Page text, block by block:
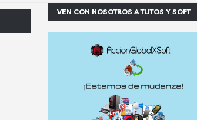
VEN CON NOSOTROS A TUTOS Y SOFT